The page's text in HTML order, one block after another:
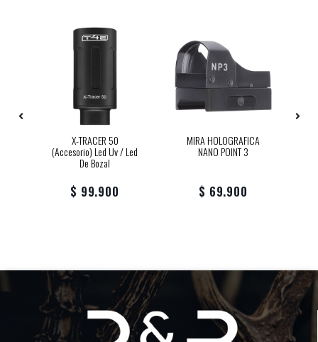
X-TRACER 50
(accesorio) Led Uv / Led
De Bozal
$ 99.900
MIRA HOLOGRAFICA
NANO POINT 3
$ 69.900